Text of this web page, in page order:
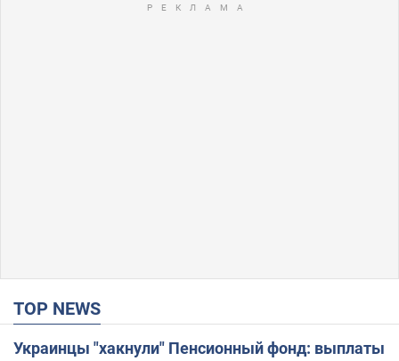
TOP NEWS
Украинцы "хакнули" Пенсионный фонд: выплаты